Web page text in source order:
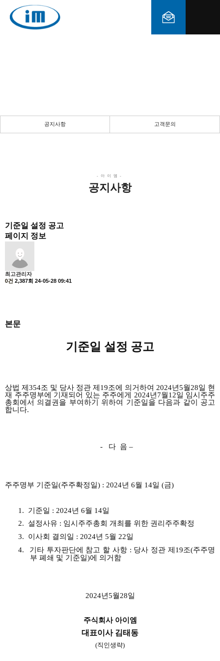
공지사항 고객문의
공지사항
기준일 설정 공고
페이지 정보
최고관리자
0건 2,387회 24-05-28 09:41
본문
기준일 설정 공고
상법 제 354조 및 당사 정관 제 19조에 의거하여 2024년5월28일 현
재 주주명부에 기재되어 있는 주주에게 2024년7월12일 임시주주
총회에서 의결권을 부여하기 위하여 기준일을 다음과 같이 공고
합니다.
- 다 음 –
주주명부 기준일(주주확정일) : 2024년 6월 14일 (금)
1. 기준일 : 2024년 6월 14일
2.
설정사유 : 임시주주총회 개최를 위한 권리주주확정
3.
이사회 결의일 : 2024년 5월 22일
4.
기타 투자판단에 참고 할 사항 : 당사 정관 제 19조(주주명
부 폐쇄 및 기준일)에 의거함
2024년5월28일
주식회사 아이엠
대표이사 김태동
(직인생략)